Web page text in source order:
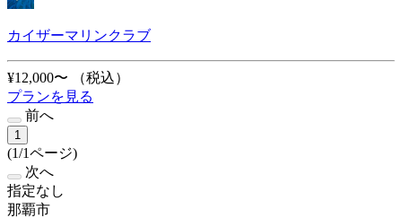
カイザーマリンクラブ
¥12,000〜
（税込）
プランを見る
前へ
1
(1/1ページ)
次へ
指定なし
那覇市